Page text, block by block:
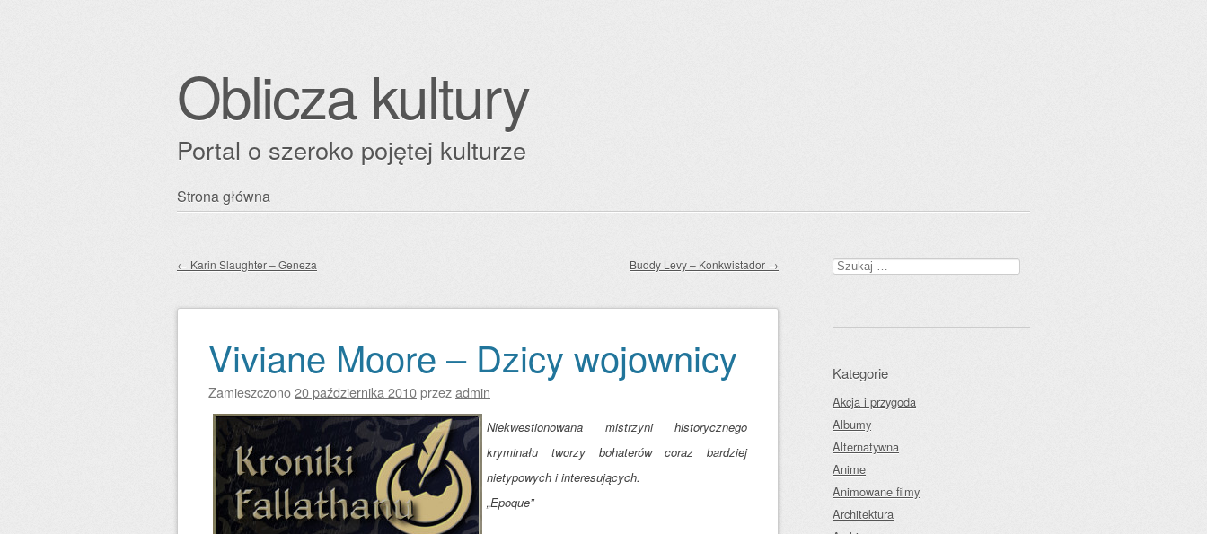
Oblicza kultury
Portal o szeroko pojętej kulturze
Przejdź
Strona główna
Zobacz wpisy
← Karin Slaughter – Geneza Buddy Levy – Konkwistador →
Viviane Moore – Dzicy wojownicy
Zamieszczono20 października 2010przezadmin
Niekwestionowana mistrzyni historycznego
kryminału tworzy bohaterów coraz bardziej
nietypowych i interesujących.
„Epoque”
Szukaj:
Kategorie
Akcja i przygoda
Albumy
Alternatywna
Anime
Animowane filmy
Architektura